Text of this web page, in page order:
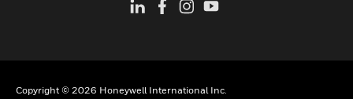
Copyright © 2026 Honeywell International Inc.